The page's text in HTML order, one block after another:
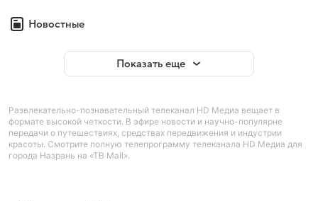
Новостные
Показать еще
Развлекательно-познавательный телеканал HD Медиа вещает в
формате высокой четкости. В эфире новости и научно-популярне
передачи о путешествиях, средствах передвижения и индустрии
красоты. Смотрите полную телепрограмму телеканала HD Медиа для
города Назрань на «ТВ Mail».